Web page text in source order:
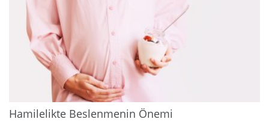
Hamilelikte Beslenmenin Önemi